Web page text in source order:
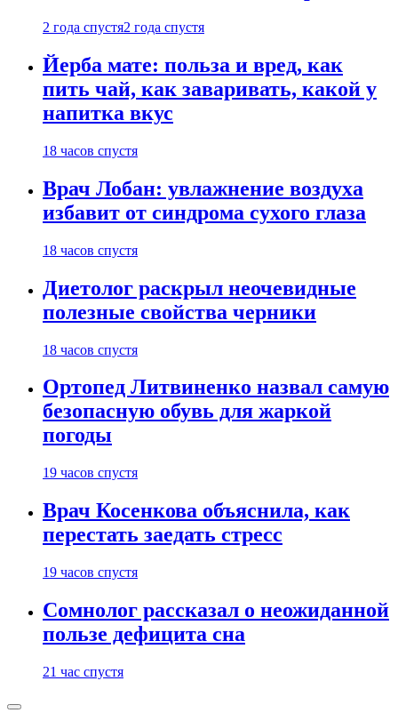
2 года спустя2 года спустя
Йерба мате: польза и вред, как
пить чай, как заваривать, какой у
напитка вкус
18 часов спустя
Врач Лобан: увлажнение воздуха
избавит от синдрома сухого глаза
18 часов спустя
Диетолог раскрыл неочевидные
полезные свойства черники
18 часов спустя
Ортопед Литвиненко назвал самую
безопасную обувь для жаркой
погоды
19 часов спустя
Врач Косенкова объяснила, как
перестать заедать стресс
19 часов спустя
Сомнолог рассказал о неожиданной
пользе дефицита сна
21 час спустя